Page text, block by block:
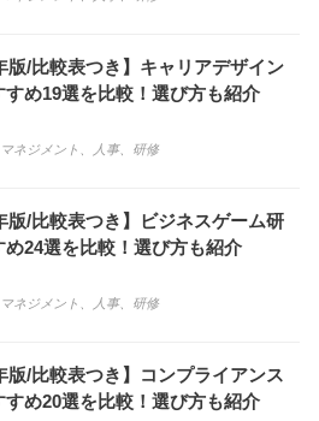
版/比較表つき】キャリアデザイン
すめ19選を比較！選び方も紹介
マネジメント 人事、 研修
版/比較表つき】ビジネスゲーム研
め24選を比較！選び方も紹介
マネジメント 人事、 研修
版/比較表つき】コンプライアンス
すめ20選を比較！選び方も紹介